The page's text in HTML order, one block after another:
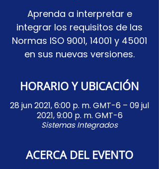
Aprenda a interpretar e
integrar los requisitos de las
Normas ISO 9001, 14001 y 45001
en sus nuevas versiones.
HORARIO Y UBICACIÓN
28 jun 2021, 6:00 p. m. GMT-6 – 09 jul
2021, 9:00 p. m. GMT-6
Sistemas Integrados
ACERCA DEL EVENTO